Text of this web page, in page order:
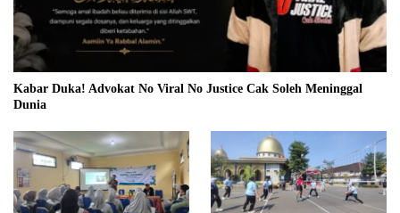
Kabar Duka! Advokat No Viral No Justice Cak Soleh Meninggal
Dunia